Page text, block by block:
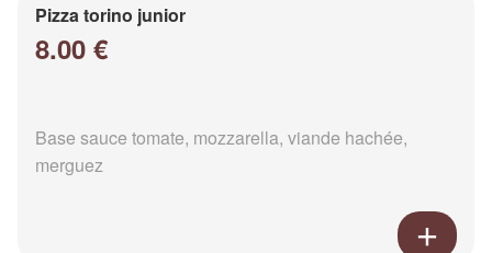
Pizza torino junior
8.00 €
Base sauce tomate, mozzarella, viande hachée,
merguez